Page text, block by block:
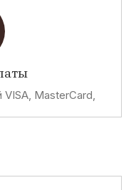
MasterCard,